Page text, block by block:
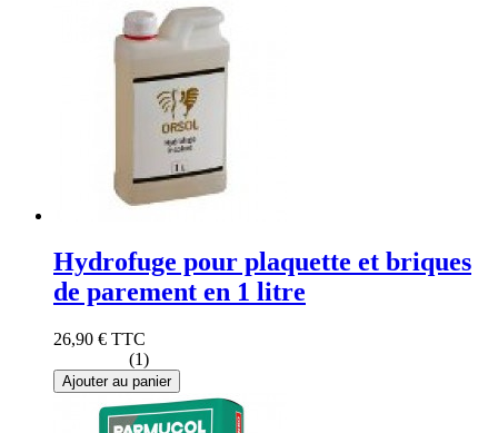
Hydrofuge pour plaquette et briques
de parement en 1 litre
26,90 € TTC
(1)
Ajouter au panier